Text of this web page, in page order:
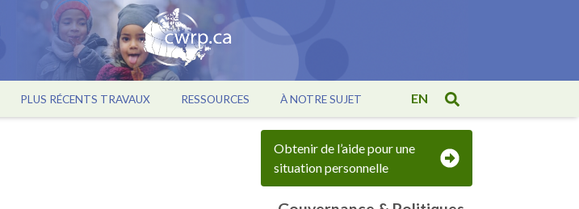
PLUS RÉCENTS TRAVAUX RESSOURCES À NOTRE SUJET EN
Obtenir de l’aide pour une
situation personnelle